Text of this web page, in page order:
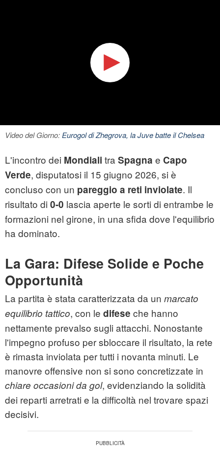
Video del Giorno:Eurogol di Zhegrova, la Juve batte il Chelsea
L'incontro dei Mondiali tra Spagna e Capo
Verde, disputatosi il 15 giugno 2026, si è
concluso con un pareggio a reti inviolate. Il
risultato di 0-0 lascia aperte le sorti di entrambe le
formazioni nel girone, in una sfida dove l'equilibrio
ha dominato.
La Gara: Difese Solide e Poche
Opportunità
La partita è stata caratterizzata da un marcato
equilibrio tattico, con le difese che hanno
nettamente prevalso sugli attacchi. Nonostante
l'impegno profuso per sbloccare il risultato, la rete
è rimasta inviolata per tutti i novanta minuti. Le
manovre offensive non si sono concretizzate in
chiare occasioni da gol, evidenziando la solidità
dei reparti arretrati e la difficoltà nel trovare spazi
decisivi.